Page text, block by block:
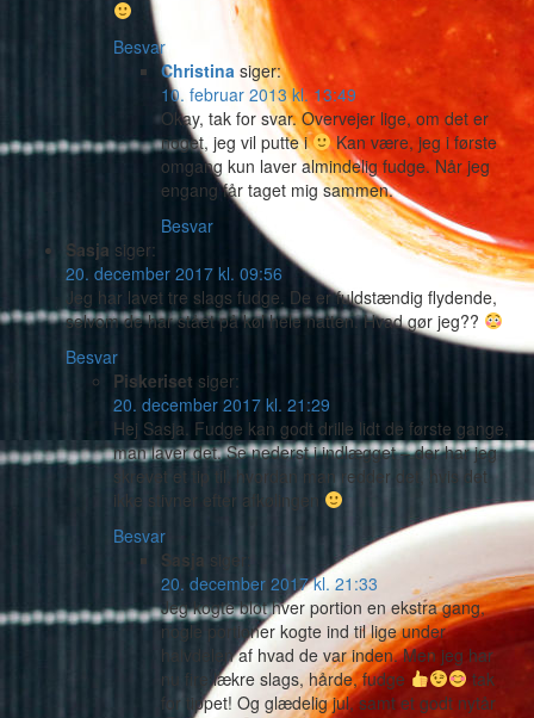
Besvar
Christina siger:
10. februar 2013 kl. 13:49
Okay, tak for svar. Overvejer lige, om det er
noget, jeg vil putte i
Kan være, jeg i første
omgang kun laver almindelig fudge. Når jeg
engang får taget mig sammen.
Besvar
Sasja siger:
20. december 2017 kl. 09:56
Jeg har lavet tre slags fudge. De er fuldstændig flydende,
selvom de har stået på køl hele natten. Hvad gør jeg??
Besvar
Piskeriset siger:
20. december 2017 kl. 21:29
Hej Sasja. Fudge kan godt drille lidt de første gange,
man laver det. Se nederst i indlægget – der har jeg
skrevet et tip til, hvordan man redder det, hvis det
ikke stivner efter afkølingen
Besvar
Sasja siger:
20. december 2017 kl. 21:33
Jeg kogte blot hver portion en ekstra gang,
nogle portioner kogte ind til lige under
halvdelen af hvad de var inden. Men jeg har
nu fire lækre slags, hårde, fudge
tak
for tippet! Og glædelig jul, samt et godt nytår